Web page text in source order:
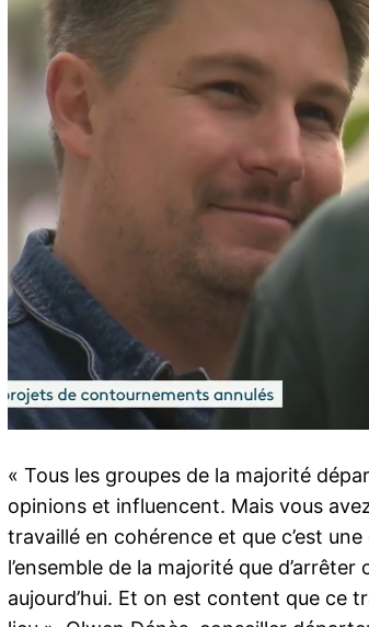
« Tous les groupes de la majorité
opinions et influencent. Mais vous
travaillé en cohérence et que c’est
l’ensemble de la majorité que
aujourd’hui. Et on est content que ce